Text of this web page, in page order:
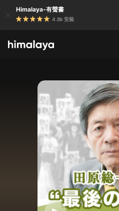
Himalaya-有聲書
4.8k 安裝